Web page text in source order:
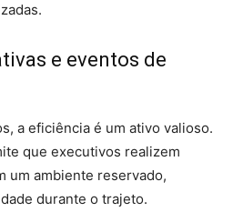
e eventos de
a eficiência é um ativo valioso.
que executivos realizem
um ambiente reservado,
durante o trajeto.